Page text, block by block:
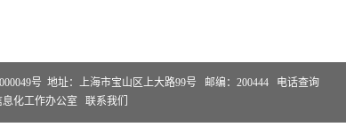
号 地址：上海市宝山区上大路99号 邮编：200444 电话查询
息化工作办公室 联系我们